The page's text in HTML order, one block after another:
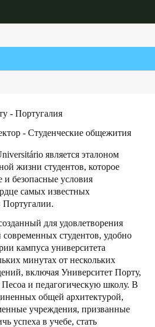
и языковые настройки
- Португалия
- Студенческие общежития
является эталоном
жизни студентов, которое
и безопасные условия
самых известных
Португалии.
для удовлетворения
студентов, удобно
кампуса университета
минутах от нескольких
включая Университет Порту,
и педагогическую школу. В
общей архитектурой,
учреждения, призванные
успеха в учебе, стать